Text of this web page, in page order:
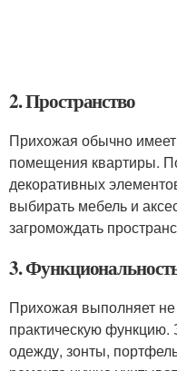
2. Пространство
Прихожая обычно
помещения квартиры.
декоративных
выбирать мебель и
загромождать
3.
Прихожая выполняет
практическую
одежду, зонты,